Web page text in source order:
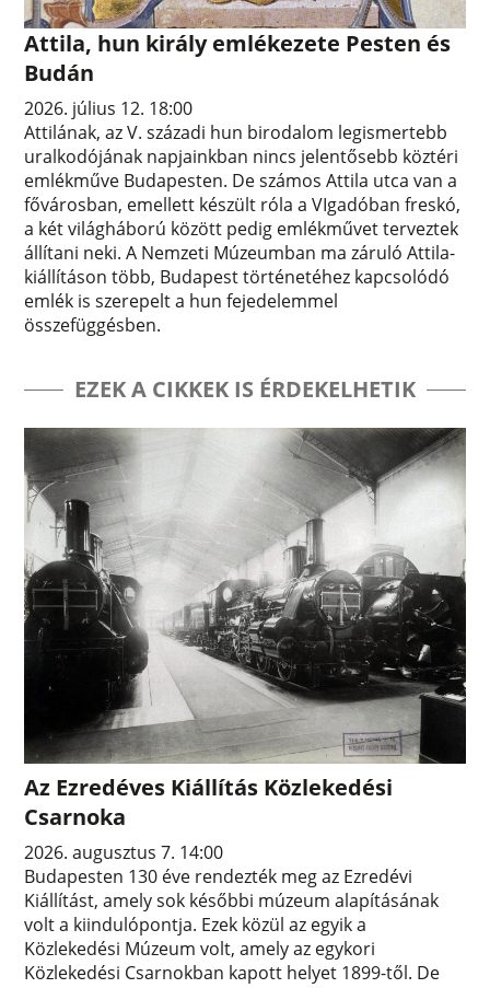
Attila, hun király emlékezete Pesten és
Budán
2026. július 12. 18:00
Attilának, az V. századi hun birodalom legismertebb
uralkodójának napjainkban nincs jelentősebb köztéri
emlékműve Budapesten. De számos Attila utca van a
fővárosban, emellett készült róla a VIgadóban freskó,
a két világháború között pedig emlékművet terveztek
állítani neki. A Nemzeti Múzeumban ma záruló Attila-
kiállításon több, Budapest történetéhez kapcsolódó
emlék is szerepelt a hun fejedelemmel
összefüggésben.
EZEK A CIKKEK IS ÉRDEKELHETIK
Az Ezredéves Kiállítás Közlekedési
Csarnoka
2026. augusztus 7. 14:00
Budapesten 130 éve rendezték meg az Ezredévi
Kiállítást, amely sok későbbi múzeum alapításának
volt a kiindulópontja. Ezek közül az egyik a
Közlekedési Múzeum volt, amely az egykori
Közlekedési Csarnokban kapott helyet 1899-től. De